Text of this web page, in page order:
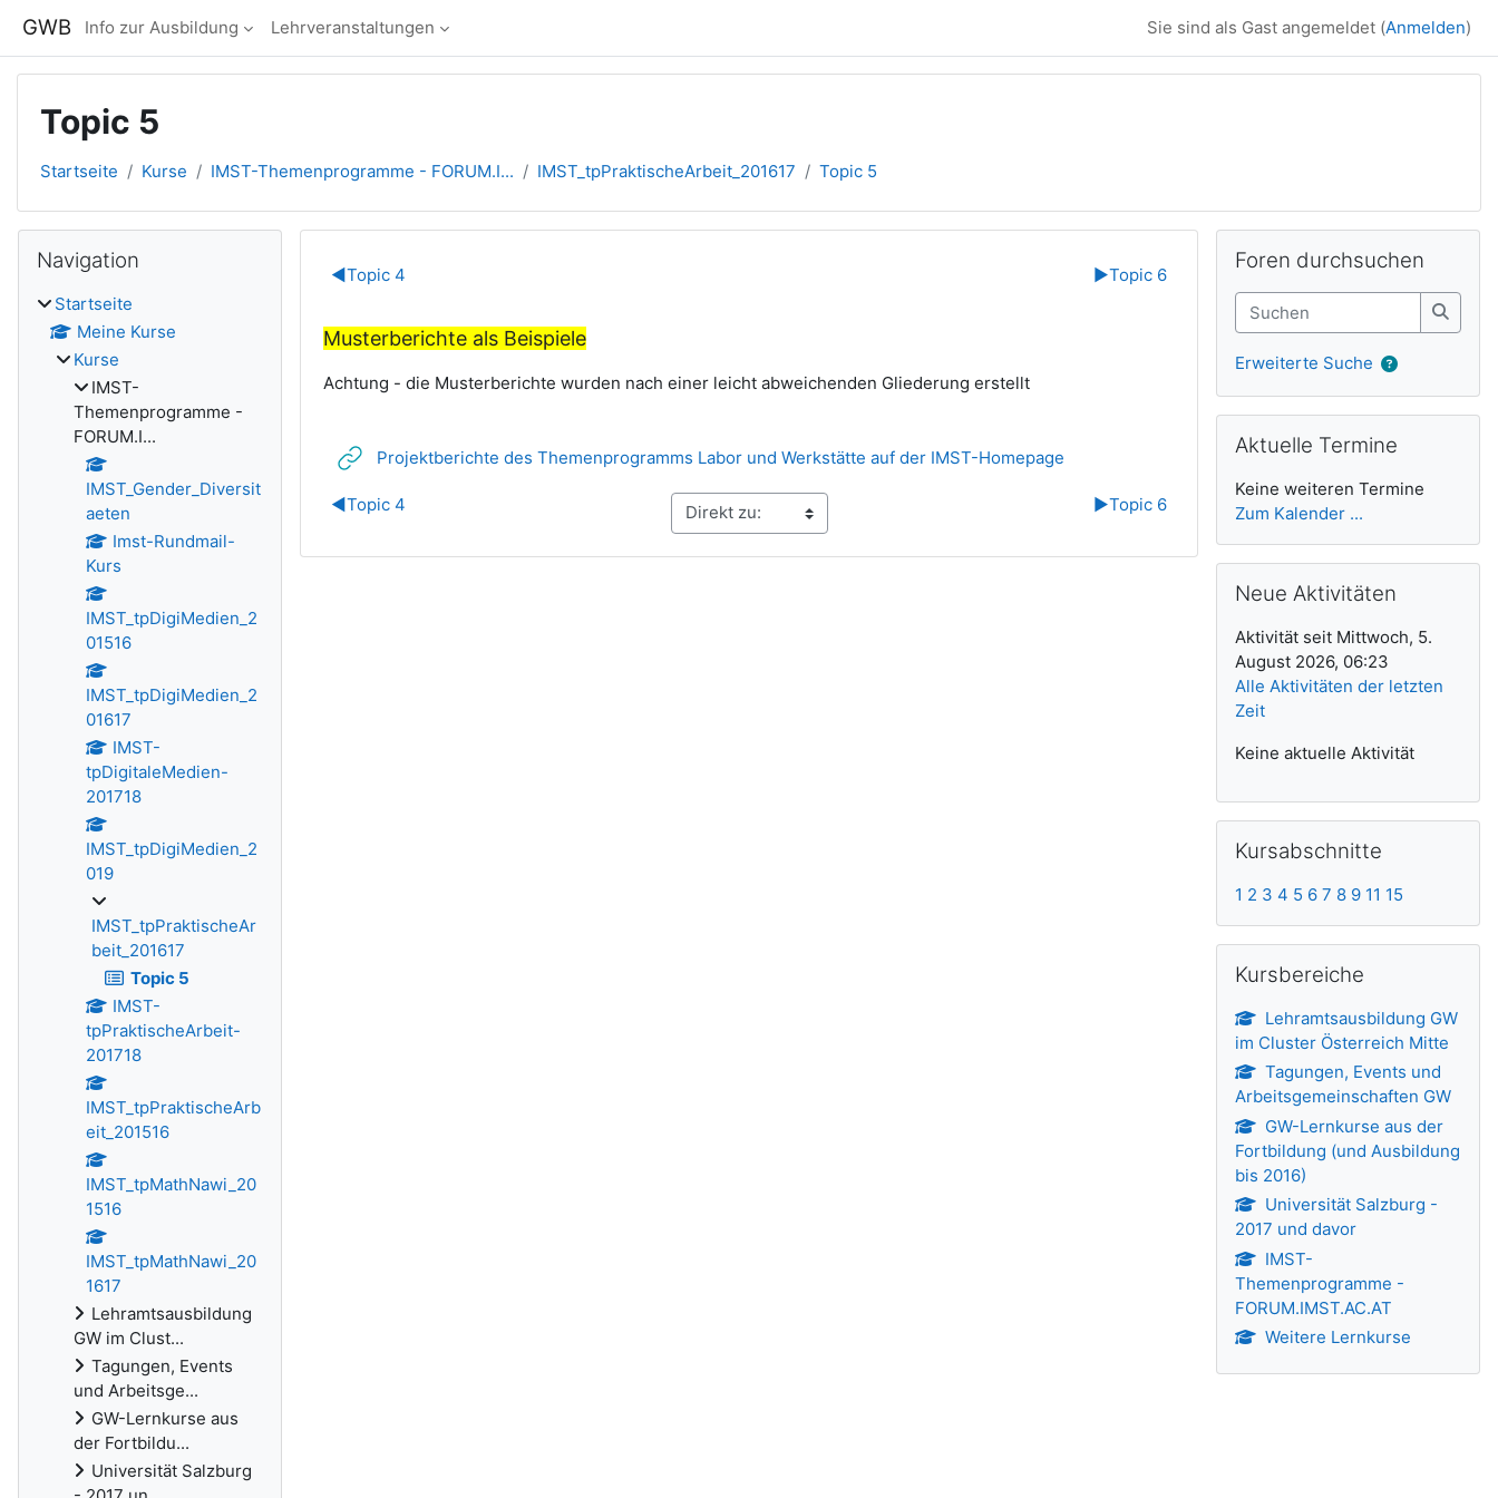
GWB Info zur Ausbildung Lehrveranstaltungen Sie sind als Gast angemeldet (Anmelden)
Topic 5
Startseite Kurse IMST-Themenprogramme - FORUM.I... IMST_tpPraktischeArbeit_201617 Topic 5
Abschnittsübersicht
◀︎Topic 4 ▶︎Topic 6
Musterberichte als Beispiele
Achtung - die Musterberichte wurden nach einer leicht abweichenden Gliederung erstellt
Projektberichte des Themenprogramms Labor und Werkstätte auf der IMST-HomepageLink/URL
◀︎Topic 4 ▶︎Topic 6
Blöcke
Navigation
Startseite
Meine Kurse
Kurse
IMST-
Themenprogramme -
FORUM.I...
IMST_Gender_Diversit
aeten
Imst-Rundmail-
Kurs
IMST_tpDigiMedien_2
01516
IMST_tpDigiMedien_2
01617
IMST-
tpDigitaleMedien-
201718
IMST_tpDigiMedien_2
019
IMST_tpPraktischeAr
beit_201617
Topic 5
IMST-
tpPraktischeArbeit-
201718
IMST_tpPraktischeArb
eit_201516
IMST_tpMathNawi_20
1516
IMST_tpMathNawi_20
1617
Lehramtsausbildung
GW im Clust...
Tagungen, Events
und Arbeitsge...
GW-Lernkurse aus
der Fortbildu...
Universität Salzburg
Foren durchsuchen
Suchen
Erweiterte Suche
Aktuelle Termine
Keine weiteren Termine
Zum Kalender ...
Neue Aktivitäten
Aktivität seit Mittwoch, 5.
August 2026, 06:23
Alle Aktivitäten der letzten
Zeit
Keine aktuelle Aktivität
Kursabschnitte
1 2 3 4 5 6 7 8 9 11 15
Kursbereiche
Lehramtsausbildung GW
im Cluster Österreich Mitte
Tagungen, Events und
Arbeitsgemeinschaften GW
GW-Lernkurse aus der
Fortbildung (und Ausbildung
bis 2016)
Universität Salzburg -
2017 und davor
IMST-
Themenprogramme -
FORUM.IMST.AC.AT
Weitere Lernkurse